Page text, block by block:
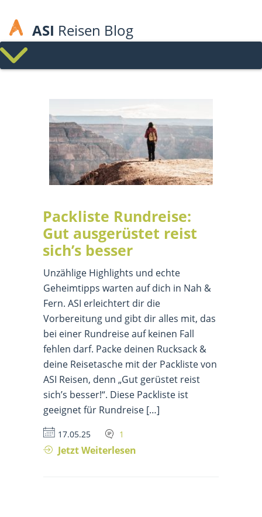
ASI Reisen Blog
Packliste Rundreise:
Gut ausgerüstet reist
sich’s besser
Unzählige Highlights und echte
Geheimtipps warten auf dich in Nah &
Fern. ASI erleichtert dir die
Vorbereitung und gibt dir alles mit, das
bei einer Rundreise auf keinen Fall
fehlen darf. Packe deinen Rucksack &
deine Reisetasche mit der Packliste von
ASI Reisen, denn „Gut gerüstet reist
sich’s besser!“. Diese Packliste ist
geeignet für Rundreise […]
17.05.25 1
Jetzt Weiterlesen